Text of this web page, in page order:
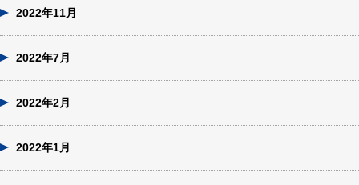
2022年11月
2022年7月
2022年2月
2022年1月